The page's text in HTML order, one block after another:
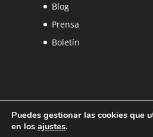
Blog
Prensa
Boletín
Puedes gestionar las cookies que
en los ajustes.